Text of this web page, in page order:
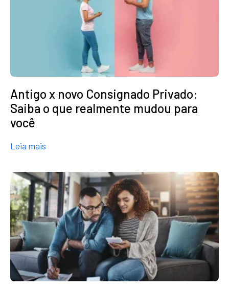
Antigo x novo Consignado Privado:
Saiba o que realmente mudou para
você
Leia mais